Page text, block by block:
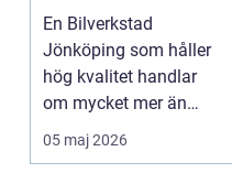
för din bil
En Bilverkstad
Jönköping som håller
hög kvalitet handlar
om mycket mer än
bara byte av olja och
brom...
05 maj 2026